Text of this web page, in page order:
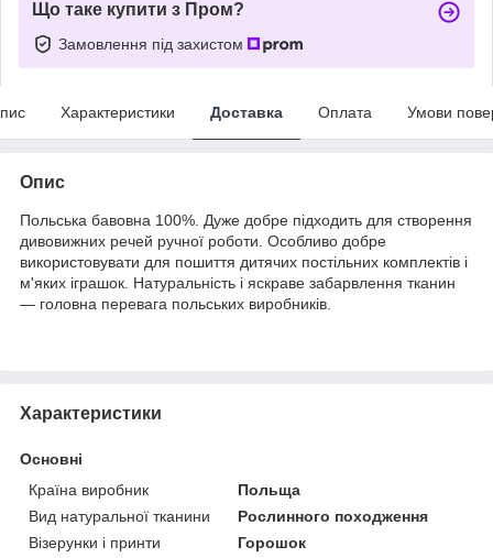
Що таке купити з Пром?
Замовлення під захистом
Характеристики Доставка Оплата Умови
Опис
Польська бавовна 100%. Дуже добре підходить для створення
дивовижних речей ручної роботи. Особливо добре
використовувати для пошиття дитячих постільних комплектів і
м'яких іграшок. Натуральність і яскраве забарвлення тканин
— головна перевага польських виробників.
Характеристики
Основні
Країна виробник
Польща
Вид натуральної тканини
Рослинного походження
Візерунки і принти
Горошок